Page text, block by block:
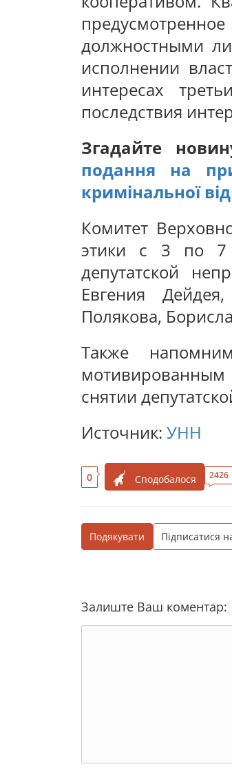
должностными
исполнении
интересах
последствия
Згадайте
подання на
кримінальної
Комитет
этики с 3 по 7
депутатской
Евгения
Полякова,
Также
снятии
Источник: УНН
0 Сподобалося 2426
Подякувати Підписатися
Залиште Ваш коментар: